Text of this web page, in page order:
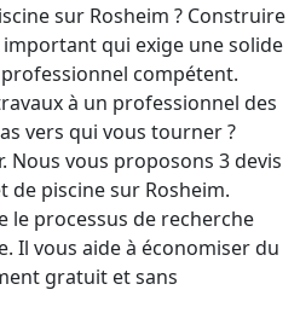
sur Rosheim ? Construire
qui exige une solide
compétent.
à un professionnel des
vers qui vous tourner ?
Nous vous proposons 3 devis
piscine sur Rosheim.
processus de recherche
Il vous aide à économiser du
gratuit et sans